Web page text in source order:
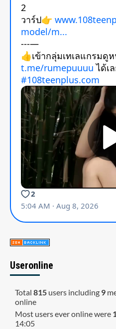
Useronline
Total 815 users including 9
online
Most users ever online were
14:05